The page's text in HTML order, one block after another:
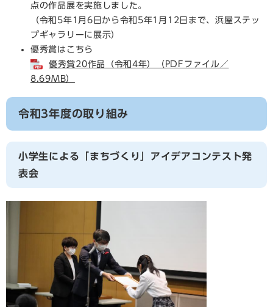
点の作品展を実施しました。
（令和5年1月6日から令和5年1月12日まで、浜屋ステッ
プギャラリーに展示）
優秀賞はこちら
優秀賞20作品（令和4年）（PDFファイル／
8.69MB）
令和3年度の取り組み
小学生による「まちづくり」アイデアコンテスト発
表会